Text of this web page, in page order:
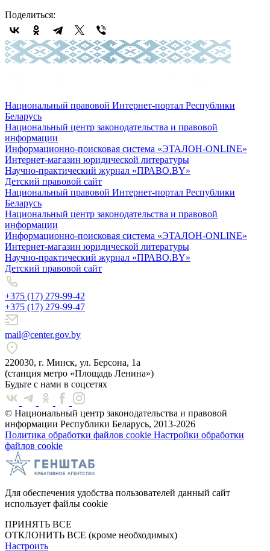
Поделиться:
Национальный правовой Интернет-портал Республики
Беларусь
Национальный центр законодательства и правовой
информации
Информационно-поисковая система «ЭТАЛОН-ONLINE»
Интернет-магазин юридической литературы
Научно-практический журнал «ПРАВО.BY»
Детский правовой сайт
Национальный правовой Интернет-портал Республики
Беларусь
Национальный центр законодательства и правовой
информации
Информационно-поисковая система «ЭТАЛОН-ONLINE»
Интернет-магазин юридической литературы
Научно-практический журнал «ПРАВО.BY»
Детский правовой сайт
+375 (17) 279-99-42
+375 (17) 279-99-47
mail@center.gov.by
220030, г. Минск, ул. Берсона, 1а
(станция метро «Площадь Ленина»)
Будьте с нами в соцсетях
© Национальный центр законодательства и правовой
информации Республики Беларусь, 2013-2026
Политика обработки файлов cookie Настройки обработки
файлов cookie
Для обеспечения удобства пользователей данный сайт
использует файлы cookie
ПРИНЯТЬ ВСЕ
ОТКЛОНИТЬ ВСЕ (кроме необходимых)
Настроить